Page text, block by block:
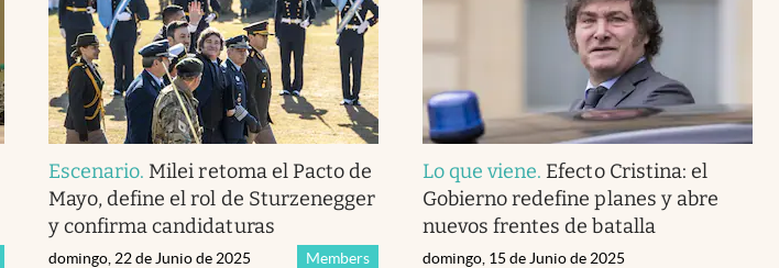
Escenario. Milei retoma el Pacto de
Mayo, define el rol de Sturzenegger
y confirma candidaturas
Members
domingo, 22 de Junio de 2025
Lo que viene. Efecto Cristina: el
Gobierno redefine planes y abre
nuevos frentes de batalla
domingo, 15 de Junio de 2025